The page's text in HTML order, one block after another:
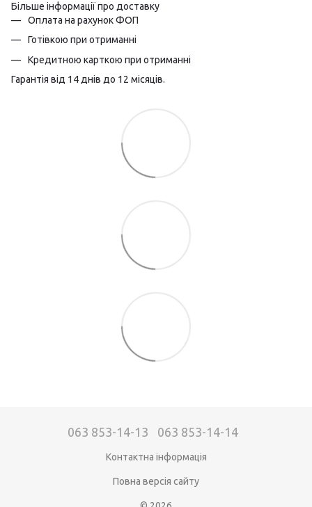
Більше інформації про доставку
Оплата на рахунок ФОП
Готівкою при отриманні
Кредитною карткою при отриманні
Гарантія від 14 днів до 12 місяців.
063 853-14-13 063 853-14-14
Контактна інформація
Повна версія сайту